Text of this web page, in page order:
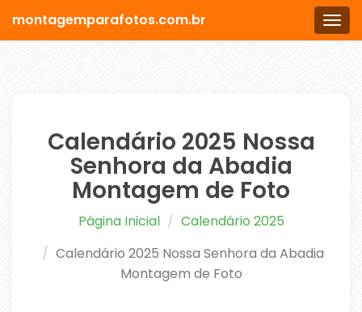
Menu
montagemparafotos.com.br
Calendário 2025 Nossa
Senhora da Abadia
Montagem de Foto
Página Inicial
Calendário 2025
Calendário 2025 Nossa Senhora da Abadia
Montagem de Foto